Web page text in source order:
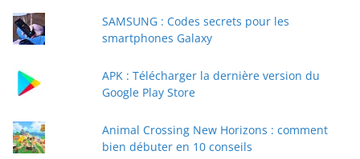
e
a
SAMSUNG : Codes secrets pour les
smartphones Galaxy
APK : Télécharger la dernière version du
Google Play Store
Animal Crossing New Horizons : comment
bien débuter en 10 conseils